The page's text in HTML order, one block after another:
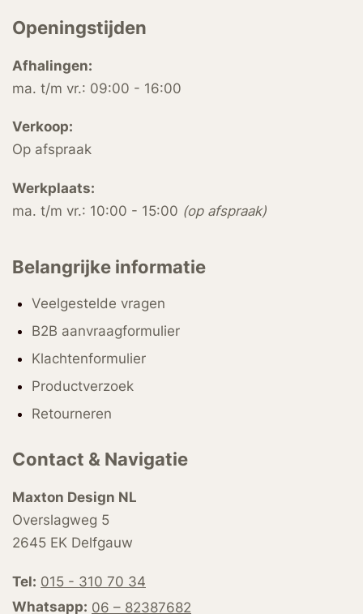
Openingstijden
Afhalingen:
ma. t/m vr.: 09:00 - 16:00
Verkoop:
Op afspraak
Werkplaats:
ma. t/m vr.: 10:00 - 15:00 (op afspraak)
Belangrijke informatie
Veelgestelde vragen
B2B aanvraagformulier
Klachtenformulier
Productverzoek
Retourneren
Contact & Navigatie
Maxton Design NL
Overslagweg 5
2645 EK Delfgauw
Tel: 015 - 310 70 34
Whatsapp: 06 – 82387682